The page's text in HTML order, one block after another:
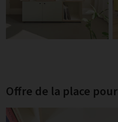
Offre de la place pour